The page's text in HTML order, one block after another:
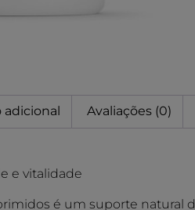
Avaliações (0)
e vitalidade
é um suporte natural